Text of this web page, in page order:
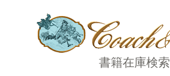
書籍在庫検索